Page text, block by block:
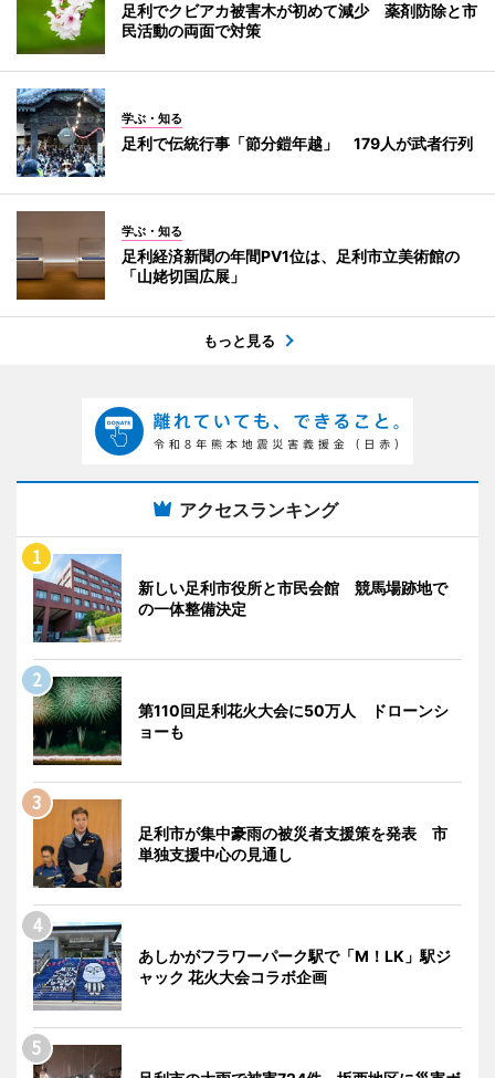
足利でクビアカ被害木が初めて減少 薬剤防除と市
民活動の両面で対策
学ぶ・知る
足利で伝統行事「節分鎧年越」 179人が武者行列
学ぶ・知る
足利経済新聞の年間PV1位は、足利市立美術館の
「山姥切国広展」
もっと見る
アクセスランキング
新しい足利市役所と市民会館 競馬場跡地で
の一体整備決定
第110回足利花火大会に50万人 ドローンシ
ョーも
足利市が集中豪雨の被災者支援策を発表 市
単独支援中心の見通し
あしかがフラワーパーク駅で「M！LK」駅ジ
ャック 花火大会コラボ企画